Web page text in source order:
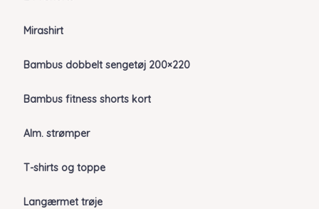
Mirashirt
Bambus dobbelt sengetøj 200×220
Bambus fitness shorts kort
Alm. strømper
T-shirts og toppe
Langærmet trøje